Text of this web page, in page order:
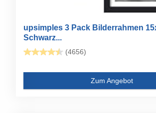
upsimples 3 Pack Bilderrahmen
Schwarz...
(4656)
Zum Angebot